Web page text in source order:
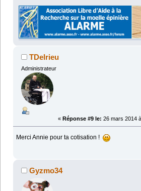
TDelrieu
Administrateur
« Réponse #9 le: 26 mars 2014
Merci Annie pour ta cotisation !
Gyzmo34